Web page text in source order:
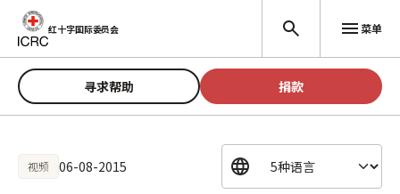
跳至主要内容
红十字国际委员会 菜单
寻求帮助 捐款
视频 06-08-2015